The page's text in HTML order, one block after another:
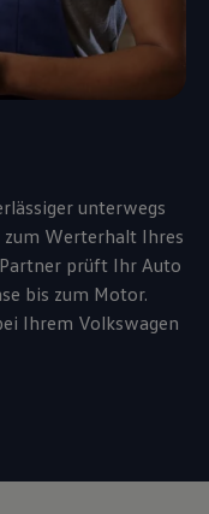
unterwegs
zum Werterhalt Ihres
Partner prüft Ihr Auto
bis zum Motor.
Ihrem Volkswagen